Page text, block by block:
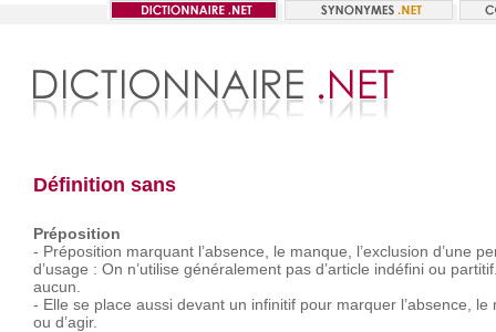
Définition sans
Préposition
- Préposition marquant l’absence, le manque, l’exclusion d’une
d’usage : On n’utilise généralement pas d’article indéfini ou
aucun.
- Elle se place aussi devant un infinitif pour marquer l’absence, le
ou d’agir.